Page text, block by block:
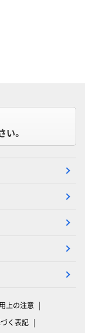
。
上の注意
く表記